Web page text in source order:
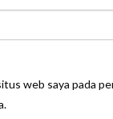
web saya pada